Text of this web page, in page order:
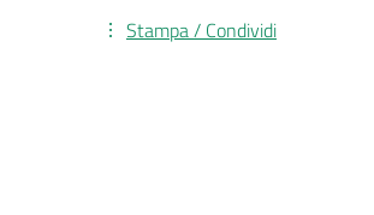
Stampa / Condividi